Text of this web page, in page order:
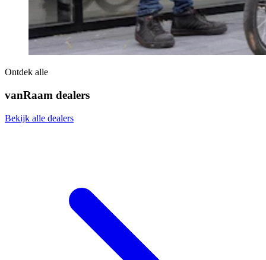
Ontdek alle
vanRaam dealers
Bekijk alle dealers